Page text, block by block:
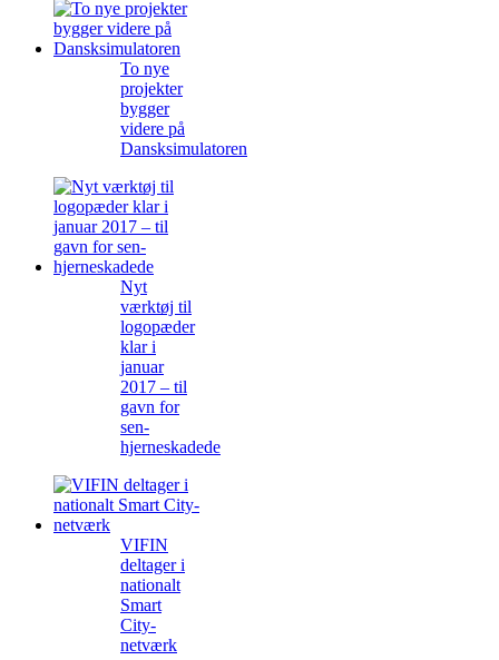
To nye
projekter
bygger
videre på
Dansksimulatoren
Nyt
værktøj til
logopæder
klar i
januar
2017 – til
gavn for
sen-
hjerneskadede
VIFIN
deltager i
nationalt
Smart
City-
netværk